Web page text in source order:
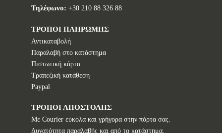
Τηλέφωνο: +30 210 88 326 88
ΤΡΟΠΟΙ ΠΛΗΡΩΜΗΣ
Αντικαταβολή
Παραλαβή στο κατάστημα
Πιστωτική κάρτα
Τραπεζική κατάθεση
Paypal
ΤΡΟΠΟΙ ΑΠΟΣΤΟΛΗΣ
Με Courier εύκολα και γρήγορα στην πόρτα σας.
Δυνατότητα παραλαβής και από το κατάστημα.